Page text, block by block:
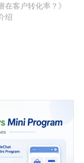
在客户转化率？》
绍